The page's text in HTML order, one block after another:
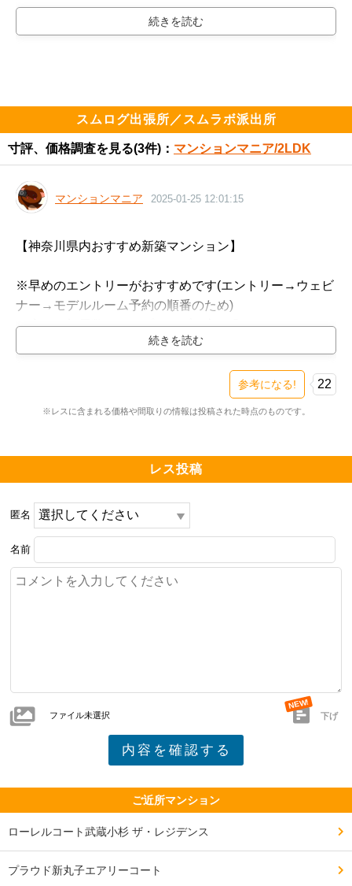
スムログ出張所／スムラボ派出所
寸評、価格調査を見る(3件)： マンションマニア/2LDK
マンションマニア 2025-01-25 12:01:15
【神奈川県内おすすめ新築マンション】
※早めのエントリーがおすすめです(エントリー→ウェビ
ナー→モデルルーム予約の順番のため)
※広さ＆部屋数ステップアップの方に◎
※2028年2月引き渡しのため一次取得者層には△
なっている時代なのをどう考えるか(行政サービス差が大
［スーペリア］
S-46B　1LDK　46.74㎡
5階　6000万円～6999万円　坪単価424万円～坪単価495
万円
33階　11000万円～11999万円　坪単価545万円～坪単価
14階　10000万円～10999万円　坪単価468万円～坪単価
515万円
39階　13000万円～13999万円　坪単価575万円～坪単価
参考になる! 22
※レスに含まれる価格や間取りの情報は投稿された時点のものです。
レス投稿
匿名
名前
ファイル未選択 下げ
ご近所マンション
ローレルコート武蔵小杉 ザ・レジデンス
プラウド新丸子エアリーコート